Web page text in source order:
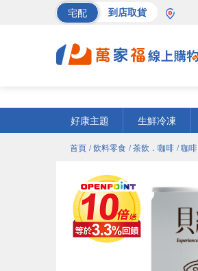
宅配 到店取貨
好康主題
生鮮冷凍
首頁 / 飲料零食 / 茶飲．咖啡 / 咖啡